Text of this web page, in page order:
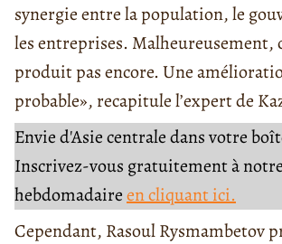
synergie entre la population, le
les entreprises. Malheureusement,
produit pas encore. Une
probable», recapitule l’expert de
Envie d'Asie centrale dans votre
Inscrivez-vous gratuitement à
hebdomadaireen cliquant ici.
Cependant, Rasoul Rysmambetov